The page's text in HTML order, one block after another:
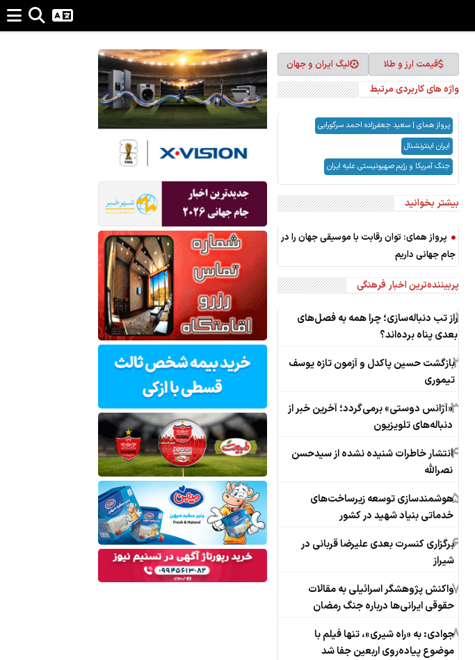
قیمت ارز و طلا لیگ ایران و جهان
واژه های کاربردی مرتبط
پرواز همای | سعید جعفرزاده احمد سرگورابی
ایران اینترنشنال
جنگ آمریکا و رژیم صهیونیستی علیه ایران
بیشتر بخوانید
پرواز همای: توان رقابت با موسیقی جهان را در
جام جهانی داریم
پربیننده‌ترین اخبار فرهنگی
1راز تب دنباله‌سازی؛ چرا همه به فصل‌های
بعدی پناه برده‌اند؟
2بازگشت حسین پاکدل و آزمون تازه یوسف
تیموری
3«آژانس دوستی» برمی‌گردد؛ آخرین خبر از
دنباله‌های تلویزیون
4انتشار خاطرات شنیده نشده از سیدحسن
نصرالله
5هوشمندسازی توسعه زیرساخت‌های
خدماتی بنیاد شهید در کشور
6برگزاری کنسرت بعدی علیرضا قربانی در
شیراز
7واکنش پژوهشگر اسرائیلی به مقالات
حقوقی ایرانی‌ها درباره جنگ رمضان
8جوادی: به «راه شیری»، تنها فیلم با
موضوع پیاده‌روی اربعین جفا شد